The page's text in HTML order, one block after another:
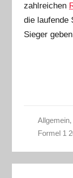
zahlreichen
die laufende
Sieger
Allgemein,
Formel 1